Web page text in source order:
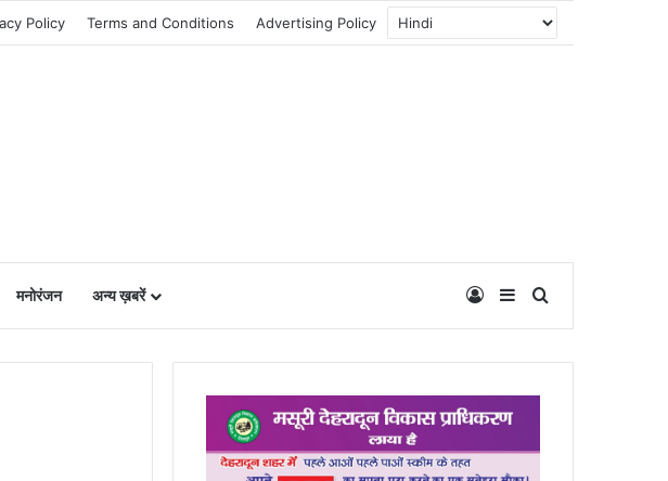
Policy Terms and Conditions Advertising Policy
मनोरंजन अन्य ख़बरें Log InSidebar